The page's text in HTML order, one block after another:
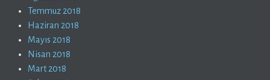
Temmuz 2018
Haziran 2018
Mayıs 2018
Nisan 2018
Mart 2018